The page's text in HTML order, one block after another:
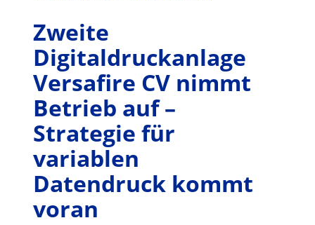
Zweite
Digitaldruckanlage
Versafire CV nimmt
Betrieb auf –
Strategie für
variablen
Datendruck kommt
voran